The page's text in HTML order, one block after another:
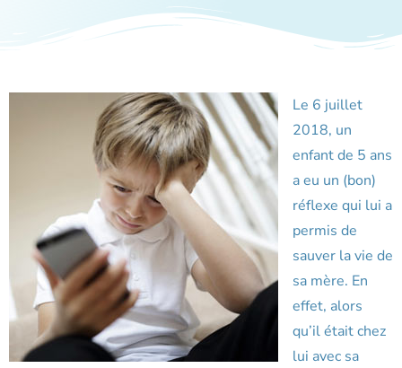
Le 6 juillet
2018, un
enfant de 5 ans
a eu un (bon)
réflexe qui lui a
permis de
sauver la vie de
sa mère. En
effet, alors
qu’il était chez
lui avec sa